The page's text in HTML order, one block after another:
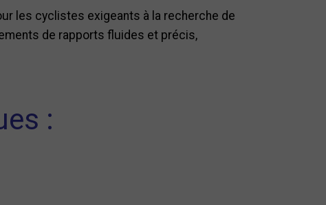
les cyclistes exigeants à la recherche de
de rapports fluides et précis,
: